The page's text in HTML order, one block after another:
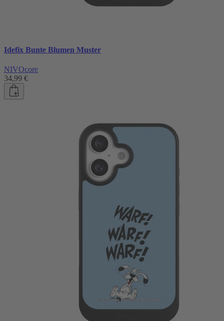
Idefix Bunte Blumen Muster
NIVOcore
34,99 €